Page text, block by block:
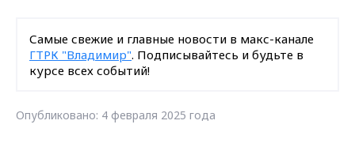
Самые свежие и главные новости в макс-канале
ГТРК "Владимир". Подписывайтесь и будьте в
курсе всех событий!
Опубликовано: 4 февраля 2025 года